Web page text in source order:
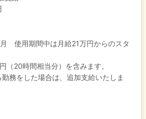
使用期間中は月給21万円からのスタ
（20時間相当分）を含みます。
務をした場合は、追加支給いたしま